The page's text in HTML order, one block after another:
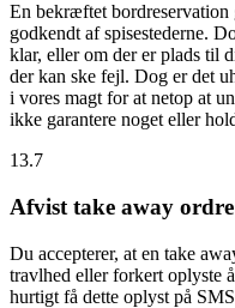
En bekræftet bordreservation
godkendt af spisestederne.
klar, eller om der er plads til
der kan ske fejl. Dog er det
i vores magt for at netop at
ikke garantere noget eller
13.7
Afvist take away
Du accepterer, at en take
travlhed eller forkert oplyste
hurtigt få dette oplyst på